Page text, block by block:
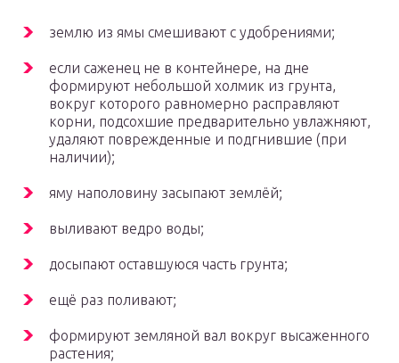
землю из ямы смешивают с удобрениями;
если саженец не в контейнере, на дне
формируют небольшой холмик из грунта,
вокруг которого равномерно расправляют
корни, подсохшие предварительно увлажняют,
удаляют поврежденные и подгнившие (при
наличии);
яму наполовину засыпают землёй;
выливают ведро воды;
досыпают оставшуюся часть грунта;
ещё раз поливают;
формируют земляной вал вокруг высаженного
растения;